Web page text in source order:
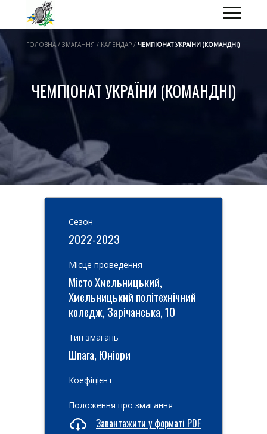
ГОЛОВНА / ЗМАГАННЯ / КАЛЕНДАР / ЧЕМПІОНАТ УКРАЇНИ (КОМАНДНІ)
ЧЕМПІОНАТ УКРАЇНИ (КОМАНДНІ)
Cезон
2022-2023
Місце проведення
Місто Хмельницький,
Хмельницький політехнічний
коледж, Зарічанська, 10
Тип змагань
Шпага, Юніори
Коефіцієнт
Положення про змагання
Завантажити у форматі PDF